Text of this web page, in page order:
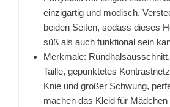
einzigartig und modisch.
beiden Seiten, sodass dieses
süß als auch funktional sein
Merkmale:
Taille, gepunktetes
Knie und großer Schwung,
machen das Kleid für Mädchen